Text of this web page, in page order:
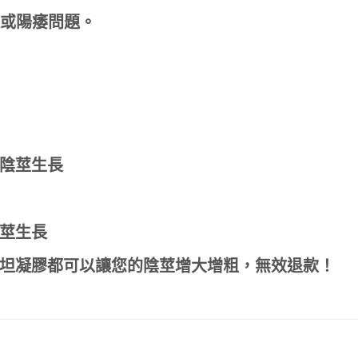
陽痿問題。
莖生長
生長
凝膠都可以讓您的陰莖增大增粗，無效退款！